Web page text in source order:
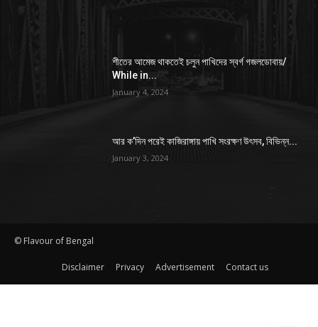
শীতের আমেজ থাকতেই চলুন পাখিদের স্বর্গ গজলডোবায়/
While in...
January 4, 2024
আর ক’দিন পরেই কাজিরাঙ্গায় পাখি সংরক্ষণ উৎসব, বিভিন্ন...
January 3, 2024
© Flavour of Bengal
Disclaimer Privacy Advertisement Contact us